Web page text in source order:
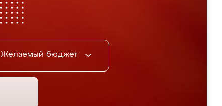
Желаемый бюджет